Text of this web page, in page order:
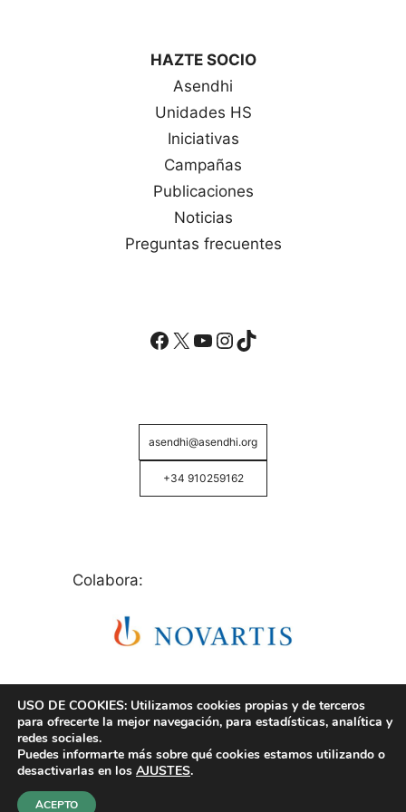
HAZTE SOCIO
Asendhi
Unidades HS
Iniciativas
Campañas
Publicaciones
Noticias
Preguntas frecuentes
Facebook
X YouTube
Instagram
TikTok
asendhi@asendhi.org
+34 910259162
Colabora:
© Copyright 2026 ASENDHI - Asociación de Enfermos
USO DE COOKIES: Utilizamos cookies propias y de terceros
para ofrecerte la mejor navegación, para estadísticas, analítica y
redes sociales.
Puedes informarte más sobre qué cookies estamos utilizando o
desactivarlas en los AJUSTES.
ACEPTO